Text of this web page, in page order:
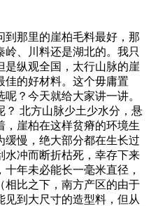
到那里的崖柏毛料最好，那
、川料还是湖北的。我只
是纵观全国，太行山脉的崖
佳的好材料。这个毋庸置
？今天就给大家讲一讲。
？ 北方山脉少土少水分，悬
，崖柏在这样贫瘠的环境生
缓慢，绝大部分都在生长过
水冲而断折枯死，幸存下来
年未必能长一毫米直径，
相比之下，南方产区的由于
到大尺寸的造型料，但从